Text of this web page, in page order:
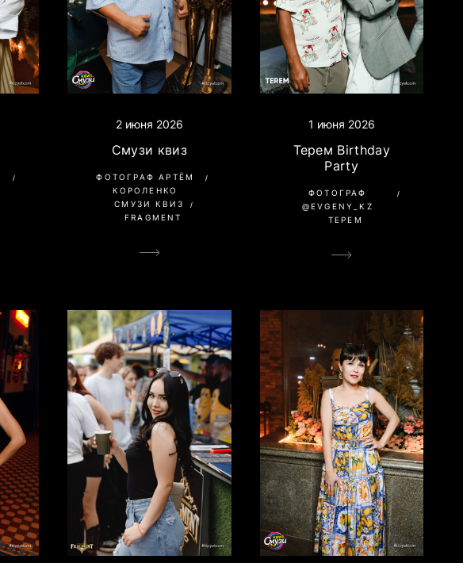
2 июня 2026
Смузи квиз
ФОТОГРАФ АРТЁМ
КОРОЛЕНКО
СМУЗИ КВИЗ
FRAGMENT
1 июня 2026
Терем Birthday
Party
ФОТОГРАФ
@EVGENY_KZ
ТЕРЕМ